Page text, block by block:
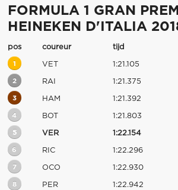
FORMULA 1 GRAN
HEINEKEN D'ITALIA
pos coureur tijd
1 VET 1:21.105
2 RAI 1:21.375
3 HAM 1:21.392
4 BOT 1:21.803
5 VER 1:22.154
6 RIC 1:22.296
7 OCO 1:22.930
8 PER 1:22.942